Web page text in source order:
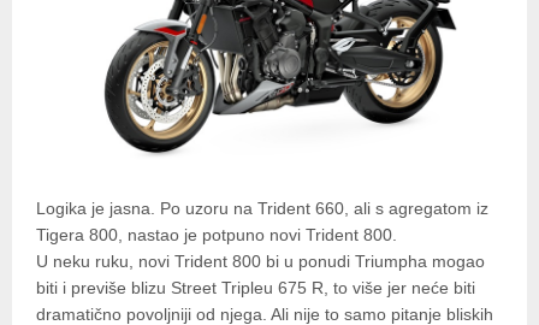
Logika je jasna. Po uzoru na Trident 660, ali s agregatom iz
Tigera 800, nastao je potpuno novi Trident 800.
U neku ruku, novi Trident 800 bi u ponudi Triumpha mogao
biti i previše blizu Street Tripleu 675 R, to više jer neće biti
dramatično povoljniji od njega. Ali nije to samo pitanje bliskih